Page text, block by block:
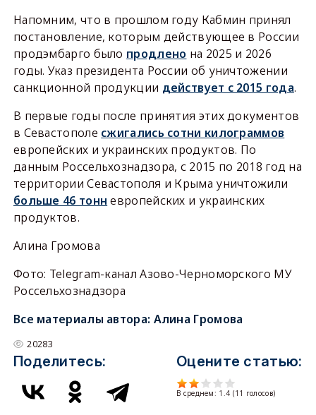
Напомним, что в прошлом году Кабмин принял
постановление, которым действующее в России
продэмбарго было продлено на 2025 и 2026
годы. Указ президента России об уничтожении
санкционной продукции действует с 2015 года.
В первые годы после принятия этих документов
в Севастополе сжигались сотни килограммов
европейских и украинских продуктов. По
данным Россельхознадзора, с 2015 по 2018 год на
территории Севастополя и Крыма уничтожили
больше 46 тонн европейских и украинских
продуктов.
Алина Громова
Фото: Telegram-канал Азово-Черноморского МУ
Россельхознадзора
Все материалы автора: Алина Громова
20283
Поделитесь: Оцените статью:
В среднем: 1.4 (11 голосов)